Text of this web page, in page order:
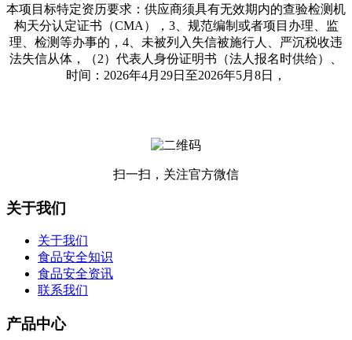
本项目标特定资历要求：供应商须具有无效期内的查验检测机
构天分认定证书（CMA），3、规范编制或者项目办理、监
理、检测等办事的，4、未被列入失信被施行人、严沉税收违
法失信从体，（2）代表人身份证明书（法人报名时供给）、
时间：2026年4月29日至2026年5月8日，
扫一扫，关注官方微信
关于我们
关于我们
食品安全知识
食品安全资讯
联系我们
产品中心